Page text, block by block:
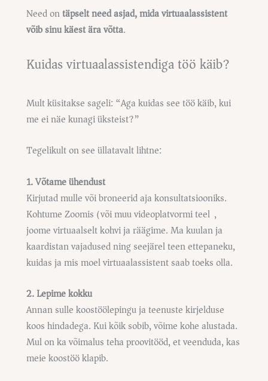
Need ontäpselt need asjad, mida virtuaalassistent
võib sinu käest ära võtta.
Kuidas virtuaalassistendiga töö käib?
Mult küsitakse sageli: “Aga kuidas see töö käib, kui
me ei näe kunagi üksteist?”
Tegelikult on see üllatavalt lihtne:
1. Võtame ühendust
Kirjutad mulle või broneerid aja konsultatsiooniks.
Kohtume Zoomis (või muu videoplatvormi teel),
joome virtuaalselt kohvi ja räägime. Ma kuulan ja
kaardistan vajadused ning seejärel teen ettepaneku,
kuidas ja mis moel virtuaalassistent saab toeks olla.
2. Lepime kokku
Annan sulle koostöölepingu ja teenuste kirjelduse
koos hindadega. Kui kõik sobib, võime kohe alustada.
Mul on ka võimalus teha proovitööd, et veenduda, kas
meie koostöö klapib.